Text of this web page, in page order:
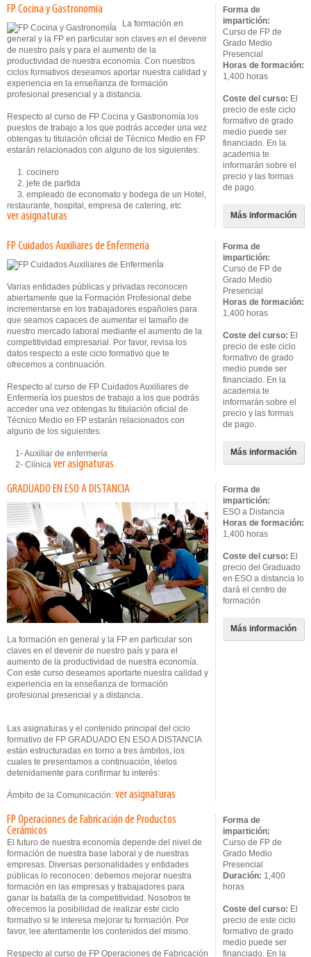
FP Cocina y Gastronomía
La formación en
general y la FP en particular son claves en el devenir
de nuestro país y para el aumento de la
productividad de nuestra economía. Con nuestros
ciclos formativos deseamos aportar nuestra calidad y
experiencia en la enseñanza de formación
profesional presencial y a distancia.
Respecto al curso de FP Cocina y Gastronomía los
puestos de trabajo a los que podrás acceder una vez
obtengas tu titulación oficial de Técnico Medio en FP
estarán relacionados con alguno de los siguientes:
1. cocinero
2. jefe de partida
3. empleado de economato y bodega de un Hotel,
restaurante, hospital, empresa de catering, etc
ver asignaturas
Forma de
impartición:
Curso de FP de
Grado Medio
Presencial
Horas de formación:
1,400 horas
Coste del curso: El
precio de este ciclo
formativo de grado
medio puede ser
financiado. En la
academia te
informarán sobre el
precio y las formas
de pago.
Más información
FP Cuidados Auxiliares de Enfermería
Varias entidades públicas y privadas reconocen
abiertamente que la Formación Profesional debe
incrementarse en los trabajadores españoles para
que seamos capaces de aumentar el tamaño de
nuestro mercado laboral mediante el aumento de la
competitividad empresarial. Por favor, revisa los
datos respecto a este ciclo formativo que te
ofrecemos a continuación.
Respecto al curso de FP Cuidados Auxiliares de
Enfermería los puestos de trabajo a los que podrás
acceder una vez obtengas tu titulación oficial de
Técnico Medio en FP estarán relacionados con
alguno de los siguientes:
1- Auxiliar de enfermería
2- Clínica ver asignaturas
Forma de
impartición:
Curso de FP de
Grado Medio
Presencial
Horas de formación:
1,400 horas
Coste del curso: El
precio de este ciclo
formativo de grado
medio puede ser
financiado. En la
academia te
informarán sobre el
precio y las formas
de pago.
Más información
GRADUADO EN ESO A DISTANCIA
La formación en general y la FP en particular son
claves en el devenir de nuestro país y para el
aumento de la productividad de nuestra economía.
Con este curso deseamos aportarte nuestra calidad y
experiencia en la enseñanza de formación
profesional presencial y a distancia.
Las asignaturas y el contenido principal del ciclo
formativo de FP GRADUADO EN ESO A DISTANCIA
están estructuradas en torno a tres ámbitos, los
cuales te presentamos a continuación, léelos
detenidamente para confirmar tu interés:
Ámbito de la Comunicación: ver asignaturas
Forma de
impartición:
ESO a Distancia
Horas de formación:
1,400 horas
Coste del curso: El
precio del Graduado
en ESO a distancia lo
dará el centro de
formación
Más información
FP Operaciones de Fabricación de Productos
Cerámicos
El futuro de nuestra economía depende del nivel de
formación de nuestra base laboral y de nuestras
empresas. Diversas personalidades y entidades
públicas lo reconocen: debemos mejorar nuestra
formación en las empresas y trabajadores para
ganar la batalla de la competitividad. Nosotros te
ofrecemos la posibilidad de realizar este ciclo
formativo si te interesa mejorar tu formación. Por
favor, lee atentamente los contenidos del mismo.
Respecto al curso de FP Operaciones de Fabricación
Forma de
impartición:
Curso de FP de
Grado Medio
Presencial
Duración: 1,400
horas
Coste del curso: El
precio de este ciclo
formativo de grado
medio puede ser
financiado. En la